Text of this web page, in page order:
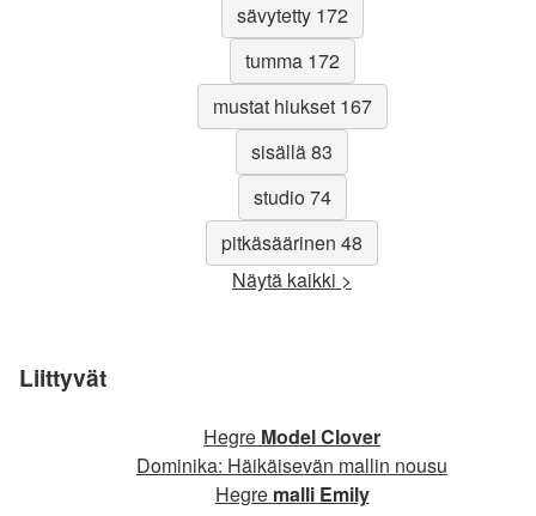
sävytetty 172
tumma 172
mustat hiukset 167
sisällä 83
studio 74
pitkäsäärinen 48
Näytä kaikki >
Liittyvät
Hegre Model Clover
Dominika: Häikäisevän mallin nousu
Hegre malli Emily